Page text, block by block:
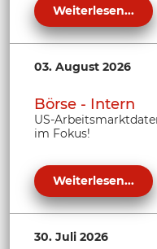
Weiterlesen...
03. August 2026
Börse - Intern
US-
im Fokus!
Weiterlesen...
30. Juli 2026